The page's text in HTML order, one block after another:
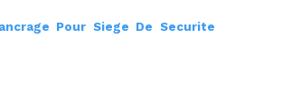
Pour Siege De Securite